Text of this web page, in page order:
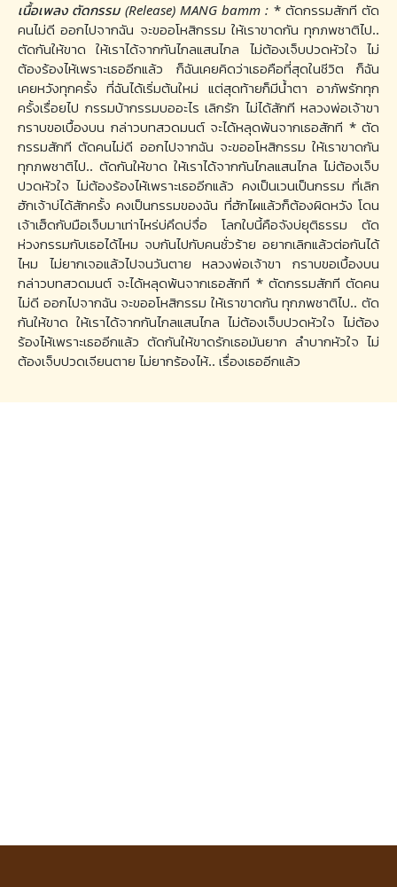
เนื้อเพลง ตัดกรรม (Release) MANG bamm : * ตัดกรรมสักที ตัด
คนไม่ดี ออกไปจากฉัน จะขออโหสิกรรม ให้เราขาดกัน ทุกภพชาติไป..
ตัดกันให้ขาด ให้เราได้จากกันไกลแสนไกล ไม่ต้องเจ็บปวดหัวใจ ไม่
ต้องร้องไห้เพราะเธออีกแล้ว ก็ฉันเคยคิดว่าเธอคือที่สุดในชีวิต ก็ฉัน
เคยหวังทุกครั้ง ที่ฉันได้เริ่มต้นใหม่ แต่สุดท้ายก็มีน้ำตา อาภัพรักทุก
ครั้งเรื่อยไป กรรมบ้ากรรมบออะไร เลิกรัก ไม่ได้สักที หลวงพ่อเจ้าขา
กราบขอเบื้องบน กล่าวบทสวดมนต์ จะได้หลุดพ้นจากเธอสักที * ตัด
กรรมสักที ตัดคนไม่ดี ออกไปจากฉัน จะขออโหสิกรรม ให้เราขาดกัน
ทุกภพชาติไป.. ตัดกันให้ขาด ให้เราได้จากกันไกลแสนไกล ไม่ต้องเจ็บ
ปวดหัวใจ ไม่ต้องร้องไห้เพราะเธออีกแล้ว คงเป็นเวนเป็นกรรม ที่เลิก
ฮักเจ้าบ่ได้สักครั้ง คงเป็นกรรมของฉัน ที่ฮักไผแล้วก็ต้องผิดหวัง โดน
เจ้าเฮ็ดกับมือเจ็บมาเท่าไหร่บ่คึดบ่จื่อ โลกใบนี้คือจังบ่ยุติธรรม ตัด
ห่วงกรรมกับเธอได้ไหม จบกันไปกับคนชั่วร้าย อยากเลิกแล้วต่อกันได้
ไหม ไม่ยากเจอแล้วไปจนวันตาย หลวงพ่อเจ้าขา กราบขอเบื้องบน
กล่าวบทสวดมนต์ จะได้หลุดพ้นจากเธอสักที * ตัดกรรมสักที ตัดคน
ไม่ดี ออกไปจากฉัน จะขออโหสิกรรม ให้เราขาดกัน ทุกภพชาติไป.. ตัด
กันให้ขาด ให้เราได้จากกันไกลแสนไกล ไม่ต้องเจ็บปวดหัวใจ ไม่ต้อง
ร้องไห้เพราะเธออีกแล้ว ตัดกันให้ขาดรักเธอมันยาก ลำบากหัวใจ ไม่
ต้องเจ็บปวดเจียนตาย ไม่ยากร้องไห้.. เรื่องเธออีกแล้ว